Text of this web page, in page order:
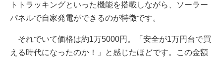
トトラッキングといった機能を搭載しながら、ソーラー
パネルで自家発電ができるのが特徴です。
それでいて価格は約1万5000円。「安全が1万円台で買
える時代になったのか！」と感じたほどです。この金額